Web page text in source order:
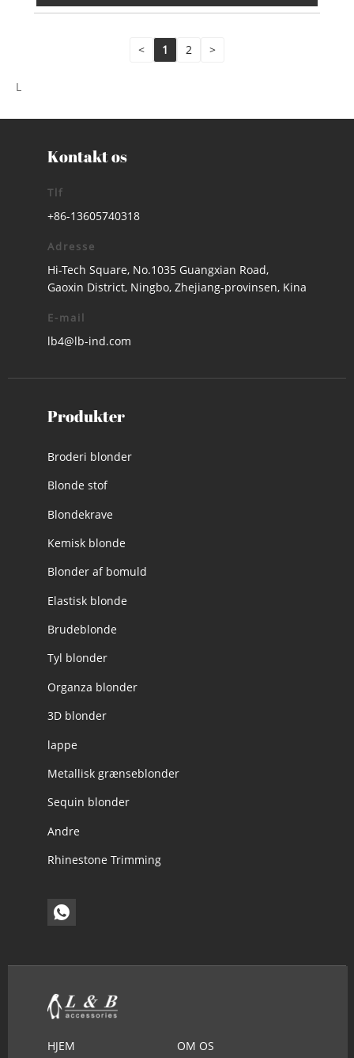
< 1 2 >
L
Kontakt os
Tlf
+86-13605740318
Adresse
Hi-Tech Square, No.1035 Guangxian Road,
Gaoxin District, Ningbo, Zhejiang-provinsen, Kina
E-mail
lb4@lb-ind.com
Produkter
Broderi blonder
Blonde stof
Blondekrave
Kemisk blonde
Blonder af bomuld
Elastisk blonde
Brudeblonde
Tyl blonder
Organza blonder
3D blonder
lappe
Metallisk grænseblonder
Sequin blonder
Andre
Rhinestone Trimming
HJEM OM OS